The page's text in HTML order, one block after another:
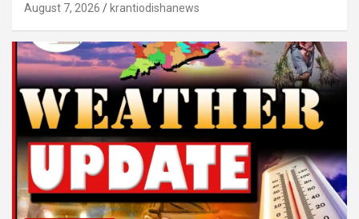
August 7, 2026 krantiodishanews